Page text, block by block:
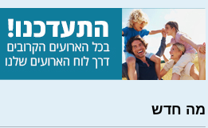
מה חדש